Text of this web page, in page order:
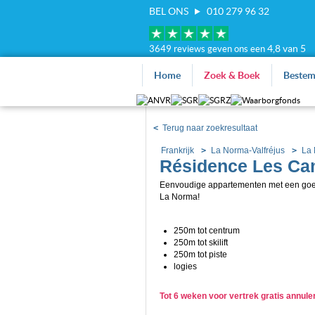
BEL ONS 010 279 96 32
3649 reviews geven ons een 4,8 van 5
Home Zoek & Boek
<Terug naar zoekresultaat
Frankrijk La Norma-Valfréjus La
Résidence Les
Eenvoudige appartementen met een
La Norma!
250m tot centrum
250m tot skilift
250m tot piste
logies
Tot 6 weken voor vertrek gratis